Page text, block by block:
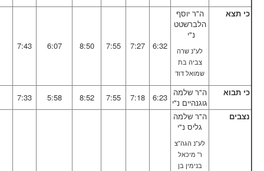
כי תצא
ה"ר יוסף
הלברשטט
נ"י
לע"נ שרה
צביה בת
שמואל דוד
6:32
7:27
7:55
8:50
6:07
7:43
כי תבוא
ה"ר שלמה
גוגנהיים נ"י 6:23
7:18
7:55
8:52
5:58
7:33
נצבים
ה"ר שלמה
גליס נ"י
לע"נ הגה"צ
ר' מיכאל
בנימין בן